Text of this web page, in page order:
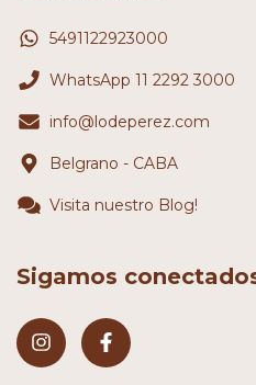
5491122923000
WhatsApp 11 2292 3000
info@lodeperez.com
Belgrano - CABA
Visita nuestro Blog!
Sigamos